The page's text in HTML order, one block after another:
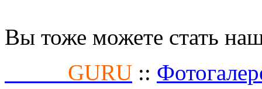
Вы тоже можете стать
GURU ::